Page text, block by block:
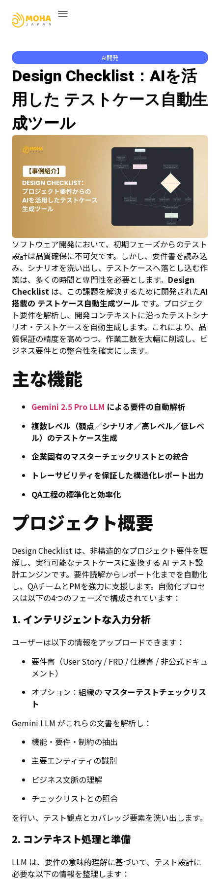
AI開発
Design Checklist：AIを活
用した テストケース自動生
成ツール
ソフトウェア開発において、初期フェーズからのテスト
設計は品質確保に不可欠です。しかし、要件書を読み込
み、シナリオを洗い出し、テストケースへ落とし込む作
業は、多くの時間と専門性を必要とします。 Design
Checklist は、この課題を解決するために開発されたAI
搭載の テストケース自動生成ツール です。プロジェク
ト要件を解析し、開発コンテキストに沿ったテストシナ
リオ・テストケースを自動生成します。これにより、品
質保証の精度を高めつつ、作業工数を大幅に削減し、ビ
ジネス要件との整合性を確実にします。
主な機能
Gemini 2.5 Pro LLM による要件の自動解析
複数レベル（観点／シナリオ／高レベル／低レベ
ル）のテストケース生成
企業固有のマスターチェックリストとの統合
トレーサビリティを保証した構造化レポート出力
QA工程の標準化と効率化
プロジェクト概要
Design Checklist は、非構造的なプロジェクト要件を理
解し、実行可能なテストケースに変換する AI テスト設
計エンジンです。要件読解からレポート化までを自動化
し、QAチームとPMを強力に支援します。自動化プロセ
スは以下の4つのフェーズで構成されています：
1. インテリジェントな入力分析
ユーザーは以下の情報をアップロードできます：
要件書（User Story / FRD / 仕様書 / 非公式ドキュ
メント）
オプション：組織の マスターテストチェックリス
ト
Gemini LLM がこれらの文書を解析し：
機能・要件・制約の抽出
主要エンティティの識別
ビジネス文脈の理解
チェックリストとの照合
を行い、テスト観点とカバレッジ要素を洗い出します。
2. コンテキスト処理と準備
LLM は、要件の意味的理解に基づいて、テスト設計に
必要な以下の情報を整理します：